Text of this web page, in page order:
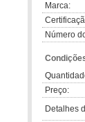
Marca:
Número
Preço:
Detalhes